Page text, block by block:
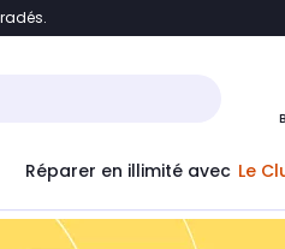
Réparer en illimité avec Le